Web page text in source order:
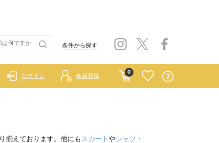
条件から探す
0
ログイン 会員登録
揃えております。他にも スカートやシャツ・